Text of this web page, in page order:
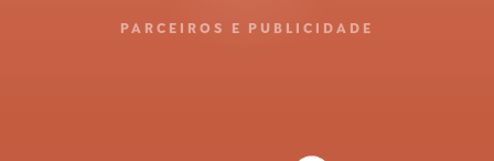
PARCEIROS E PUBLICIDADE